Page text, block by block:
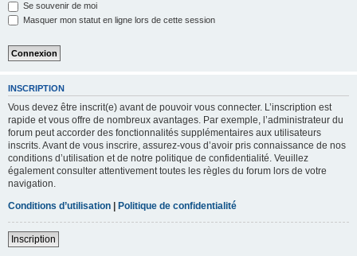
Se souvenir de moi
Masquer mon statut en ligne lors de cette session
INSCRIPTION
Vous devez être inscrit(e) avant de pouvoir vous connecter. L’inscription est
rapide et vous offre de nombreux avantages. Par exemple, l’administrateur du
forum peut accorder des fonctionnalités supplémentaires aux utilisateurs
inscrits. Avant de vous inscrire, assurez-vous d’avoir pris connaissance de nos
conditions d’utilisation et de notre politique de confidentialité. Veuillez
également consulter attentivement toutes les règles du forum lors de votre
navigation.
Conditions d’utilisation | Politique de confidentialité
Inscription